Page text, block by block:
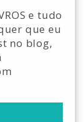
e tudo
que eu
no blog,